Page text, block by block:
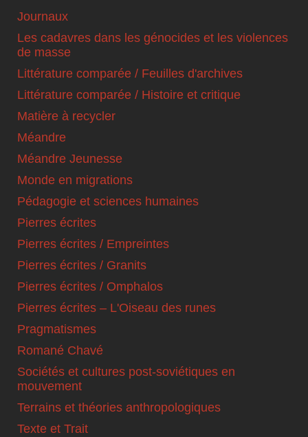
Journaux
Les cadavres dans les génocides et les violences
de masse
Littérature comparée / Feuilles d'archives
Littérature comparée / Histoire et critique
Matière à recycler
Méandre
Méandre Jeunesse
Monde en migrations
Pédagogie et sciences humaines
Pierres écrites
Pierres écrites / Empreintes
Pierres écrites / Granits
Pierres écrites / Omphalos
Pierres écrites – L'Oiseau des runes
Pragmatismes
Romané Chavé
Sociétés et cultures post-soviétiques en
mouvement
Terrains et théories anthropologiques
Texte et Trait